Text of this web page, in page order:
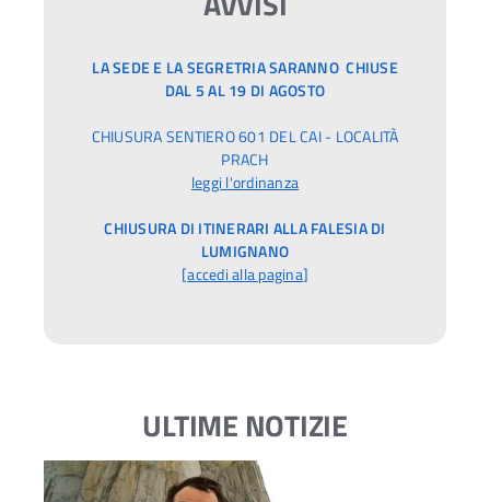
LA SEDE E LA SEGRETRIA SARANNO CHIUSE
DAL 5 AL 19 DI AGOSTO
CHIUSURA SENTIERO 601 DEL CAI - LOCALITÀ
PRACH
leggi l'ordinanza
CHIUSURA DI ITINERARI ALLA FALESIA DI
LUMIGNANO
[accedi alla pagina]
ULTIME NOTIZIE